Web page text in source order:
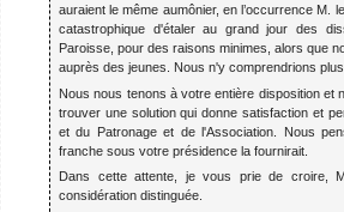
auraient le même aumônier, en l’occurrence M.
catastrophique d'étaler au grand jour des
Paroisse, pour des raisons minimes, alors que
auprès des jeunes. Nous n'y comprendrions
Nous nous tenons à votre entière disposition et
trouver une solution qui donne satisfaction et
et du Patronage et de l'Association. Nous
franche sous votre présidence la fournirait.
Dans cette attente, je vous prie de croire,
considération distinguée.